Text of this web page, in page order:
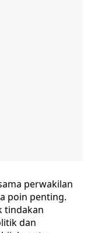
perwakilan
poin penting.
tindakan
dan